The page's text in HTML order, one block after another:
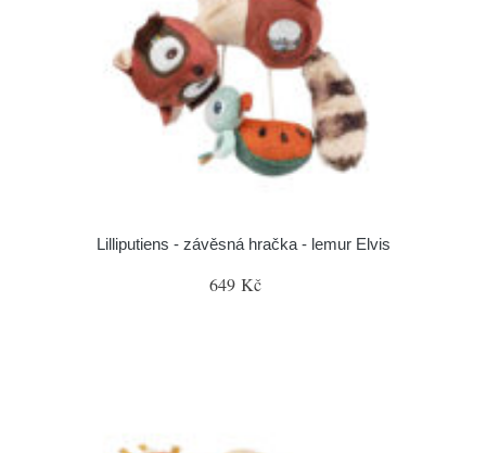
Lilliputiens - závěsná hračka - lemur Elvis
649 Kč